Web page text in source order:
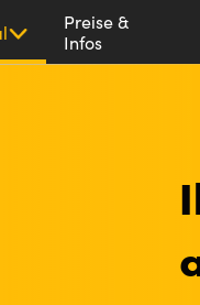
Preise &
Infos